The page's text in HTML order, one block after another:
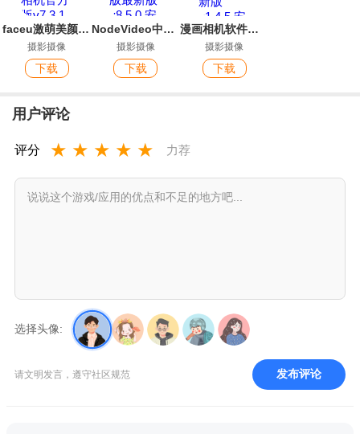
faceu激萌美颜相机官方版
摄影摄像
下载
NodeVideo中文版最新版
摄影摄像
下载
漫画相机软件最新版
摄影摄像
下载
用户评论
评分 ★ ★ ★ ★ ★ 力荐
选择头像:
请文明发言，遵守社区规范 发布评论